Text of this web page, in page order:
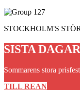
STOCKHOLM'S
SISTA
Sommarens stora
TILL REAN